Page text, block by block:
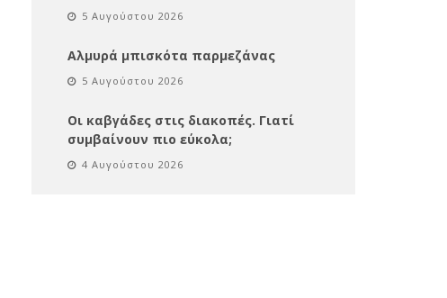
5 Αυγούστου 2026
Αλμυρά μπισκότα παρμεζάνας
5 Αυγούστου 2026
Οι καβγάδες στις διακοπές. Γιατί
συμβαίνουν πιο εύκολα;
4 Αυγούστου 2026